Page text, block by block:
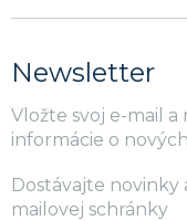
Newsletter
Vložte svoj e-mail
informácie o
Dostávajte novinky
mailovej schránky